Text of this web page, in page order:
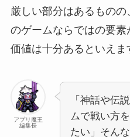
厳しい部分はあるもの
のゲームならではの要
価値は十分あるといえま
アプリ魔王
編集長
「神話や伝
ムで戦い方
たい」そん